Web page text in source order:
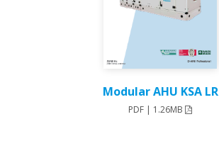
Modular AHU KSA LR